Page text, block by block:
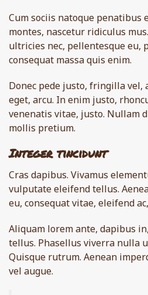
Cum sociis natoque
montes, nascetur ridiculus
ultricies nec, pellentesque eu,
consequat massa quis enim.
Donec pede justo, fringilla vel,
eget, arcu. In enim justo,
venenatis vitae, justo. Nullam
mollis pretium.
Integer tincidunt
Cras dapibus. Vivamus
vulputate eleifend tellus.
eu, consequat vitae, eleifend
Aliquam lorem ante, dapibus
tellus. Phasellus viverra nulla
Quisque rutrum. Aenean
vel augue.